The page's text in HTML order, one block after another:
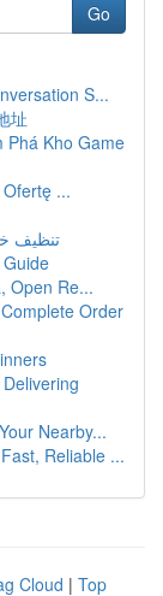
Go
S...
址
Phá Kho Game
...
تنظيف
Open Re...
Order
Nearby...
Reliable ...
Cloud | Top